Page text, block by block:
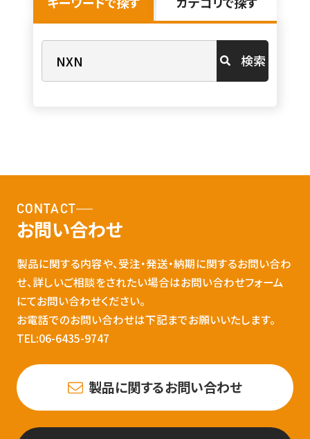
検索
CONTACT
お問い合わせ
製品に関する内容や、受注・発送・納期に関するお問い合わ
せ、詳しいご相談をされたい場合はお問い合わせフォーム
にてお問い合わせください。
お電話でのお問い合わせは下記までお願いいたします。
TEL:06-6435-9747
製品に関するお問い合わせ